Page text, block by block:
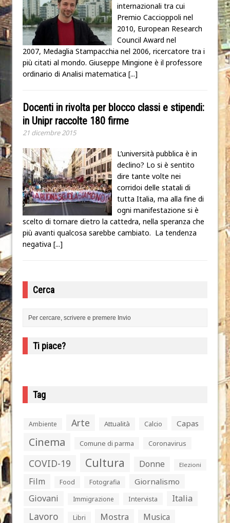
internazionali tra cui
Premio Caccioppoli nel
2010, European Research
Council Award nel
2007, Medaglia Stampacchia nel 2006, ricercatore tra i
più citati al mondo. Giuseppe Mingione è il professore
ordinario di Analisi matematica [...]
Docenti in rivolta per blocco classi e stipendi:
in Unipr raccolte 180 firme
21 dicembre 2015
L’università pubblica è in
declino? Lo si è sentito
dire tante volte nei
corridoi delle statali di
tutta Italia, ma alla fine di
ogni manifestazione si è
scelto di tornare dietro la cattedra, nella speranza che
più avanti qualcosa sarebbe cambiato. La tendenza
negativa [...]
Cerca
Ti piace?
Tag
Ambiente Arte Attualità Calcio Capas
Cinema Comune di parma Coronavirus
COVID-19 Cultura Donne Elezioni
Film Food Fotografia Giornalismo
Giovani Immigrazione Intervista Italia
Lavoro Libri Mostra Musica